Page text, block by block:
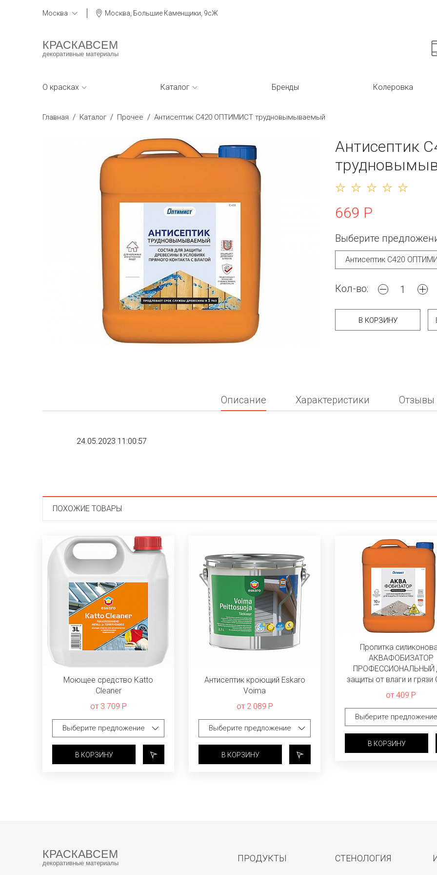
Москва Москва, Большие Каменщики, 9сЖ
КРАСКАВСЕМ
декоративные материалы
О красках Каталог Бренды Колеровка
Главная / Каталог / Прочее / Антисептик C420 ОПТИМИСТ трудновымываемый
Антисептик
669 Р
Выберите
Кол-во:
В КОРЗИНУ
Описание Характеристики Отзывы
24.05.2023 11:00:57
ПОХОЖИЕ ТОВАРЫ
Моющее средство Katto
Cleaner
от 3 709 Р
В КОРЗИНУ
Антисептик кроющий Eskaro
Voima
от 2 089 Р
В КОРЗИНУ
Пропитка
АКВАФОБИЗАТОР
ПРОФЕССИОНАЛЬНЫЙ
защиты от влаги и грязи
от 409 Р
В КОРЗИНУ
КРАСКАВСЕМ
декоративные материалы ПРОДУКТЫ СТЕНОЛОГИЯ